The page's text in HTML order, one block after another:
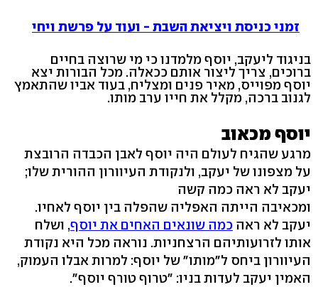
זמני כניסת ויציאת השבת - ועוד על פרשת ויחי
בניגוד ליעקב, יוסף מלמדנו כי מי שרוצה בחיים
ברוכים, צריך ליצור אותם ככאלה. מכל הבורות יצא
יוסף מפוייס, מאיר פנים ומצליח, בעוד אביו שהתאמץ
לגנוב ברכה, מקלל את חייו ערב מותו.
יוסף מכאוב
מרגע שהגיח לעולם היה יוסף לאבן הכבדה הרובצת
על מצפונו של יעקב, ולנקודת העיוורון ההורית שלו;
יעקב לא ראה כמה קשה
ומכאיבה הייתה האפליה שהפלה בין יוסף לאחיו.
יעקב לא ראה כמה שונאים האחים את יוסף, ושלח
אותו לזרועותיהם הרצחניות. נוראה מכל היא נקודת
העיוורון ביחס ל"מותו" של יוסף: למרות אבלו העמוק,
האמין יעקב לעדות בניו: "טרוף טורף יוסף".